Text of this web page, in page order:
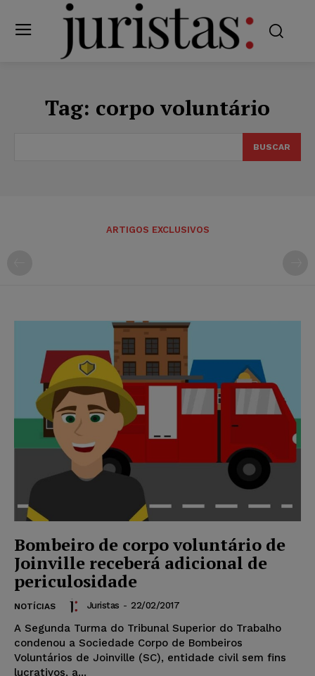
Tag: corpo voluntário
BUSCAR
ARTIGOS EXCLUSIVOS
Bombeiro de corpo voluntário de
Joinville receberá adicional de
periculosidade
NOTÍCIAS Juristas - 22/02/2017
A Segunda Turma do Tribunal Superior do Trabalho
condenou a Sociedade Corpo de Bombeiros
Voluntários de Joinville (SC), entidade civil sem fins
lucrativos, a...